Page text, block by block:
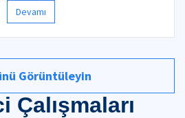
Devamı
Görüntüleyin
Çalışmaları